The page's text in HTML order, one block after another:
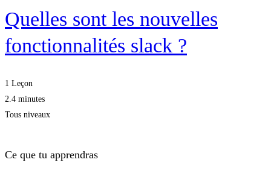
Quelles sont les nouvelles
fonctionnalités slack ?
1 Leçon
2.4 minutes
Tous niveaux
Ce que tu apprendras